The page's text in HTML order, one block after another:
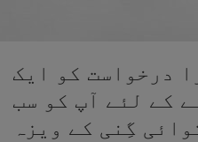
درخواست کو ایک
کے لئے آپ کو سب
گِنی کے ویزہ